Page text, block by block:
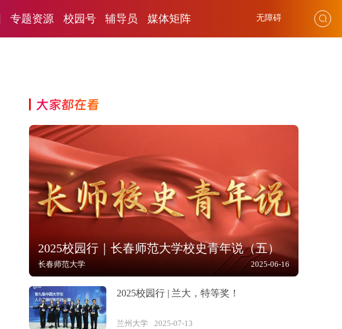
专题资源 校园号 辅导员 媒体矩阵 无障碍
大家都在看
2025校园行｜长春师范大学校史青年说（五）
长春师范大学 2025-06-16
2025校园行 | 兰大，特等奖！
兰州大学 2025-07-13